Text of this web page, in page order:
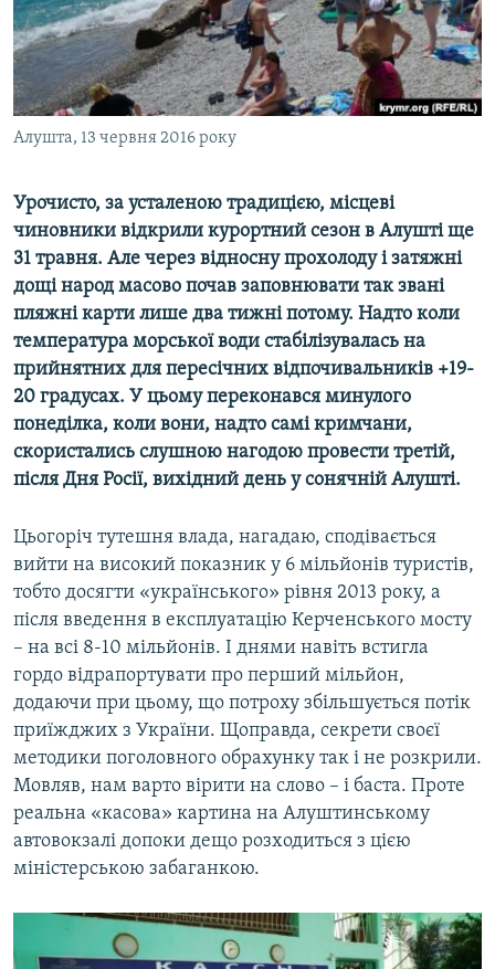
ВІДЕОУРОКИ «ELIFBE»
СВІДЧЕННЯ ОКУПАЦІЇ
УКРАЇНСЬКА ПРОБЛЕМА КРИМУ
ІНФОГРАФІКА
Русский
Qırımtatar
ДОЛУЧАЙСЯ!
Усі сайти RFE/RL
Алушта, 13 червня 2016 року
Урочисто, за усталеною традицією, місцеві
чиновники відкрили курортний сезон в Алушті ще
31 травня. Але через відносну прохолоду і затяжні
дощі народ масово почав заповнювати так звані
пляжні карти лише два тижні потому. Надто коли
температура морської води стабілізувалась на
прийнятних для пересічних відпочивальників +19-
20 градусах. У цьому переконався минулого
понеділка, коли вони, надто самі кримчани,
скористались слушною нагодою провести третій,
після Дня Росії, вихідний день у сонячній Алушті.
Цьогоріч тутешня влада, нагадаю, сподівається
вийти на високий показник у 6 мільйонів туристів,
тобто досягти «українського» рівня 2013 року, а
після введення в експлуатацію Керченського мосту
– на всі 8-10 мільйонів. І днями навіть встигла
гордо відрапортувати про перший мільйон,
додаючи при цьому, що потроху збільшується потік
приїжджих з України. Щоправда, секрети своєї
методики поголовного обрахунку так і не розкрили.
Мовляв, нам варто вірити на слово – і баста. Проте
реальна «касова» картина на Алуштинському
автовокзалі допоки дещо розходиться з цією
міністерською забаганкою.